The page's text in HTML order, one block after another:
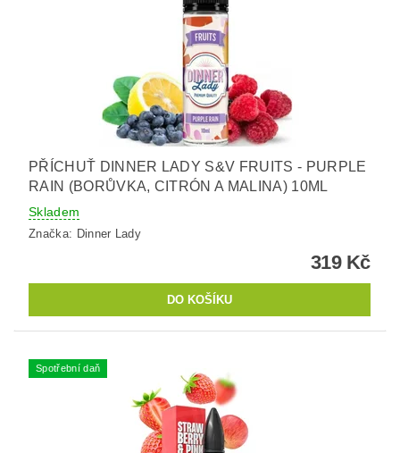
PŘÍCHUŤ DINNER LADY S&V FRUITS - PURPLE
RAIN (BORŮVKA, CITRÓN A MALINA) 10ML
Skladem
Značka: Dinner Lady
319 Kč
Spotřební daň